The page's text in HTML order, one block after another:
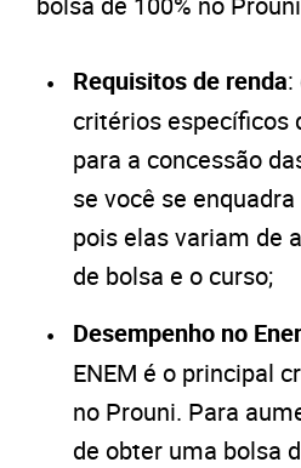
Requisitos de renda
critérios específicos
para a concessão
se você se
pois elas variam de
de bolsa e o curso;
Desempenho no
ENEM é o principal
no Prouni. Para
de obter uma bolsa